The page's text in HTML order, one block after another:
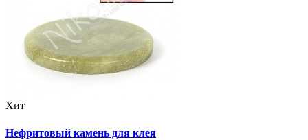
Хит
Нефритовый камень для клея